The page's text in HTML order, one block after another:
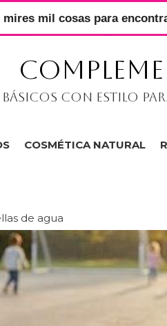
mires mil cosas para
Básicos con estilo
COSMÉTICA NATURAL
de agua